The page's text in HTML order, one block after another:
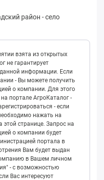
район -село
взята из открытых
не гарантирует
информации. Если
- Вы можете получить
о компании. Для этого
портале АгроКаталог -
- если
нажать на
этой странице. Запрос на
о компании будет
портала в
Вам будет выдан
в Вашем личном
- с возможностью
Вас интересуют